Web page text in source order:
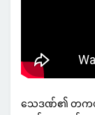
သေဒဏ်၏ တက